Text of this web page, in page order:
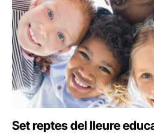
Set reptes del lleure